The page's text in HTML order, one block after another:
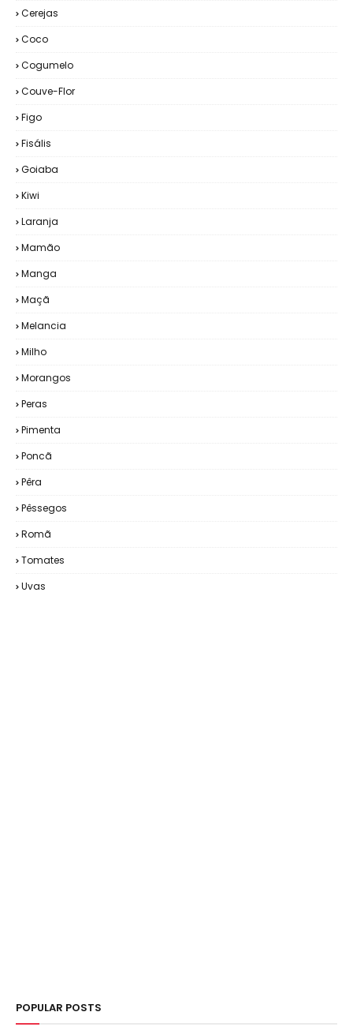
Cerejas
Coco
Cogumelo
Couve-Flor
Figo
Fisális
Goiaba
Kiwi
Laranja
Mamão
Manga
Maçã
Melancia
Milho
Morangos
Peras
Pimenta
Poncã
Pêra
Pêssegos
Romã
Tomates
Uvas
POPULAR POSTS